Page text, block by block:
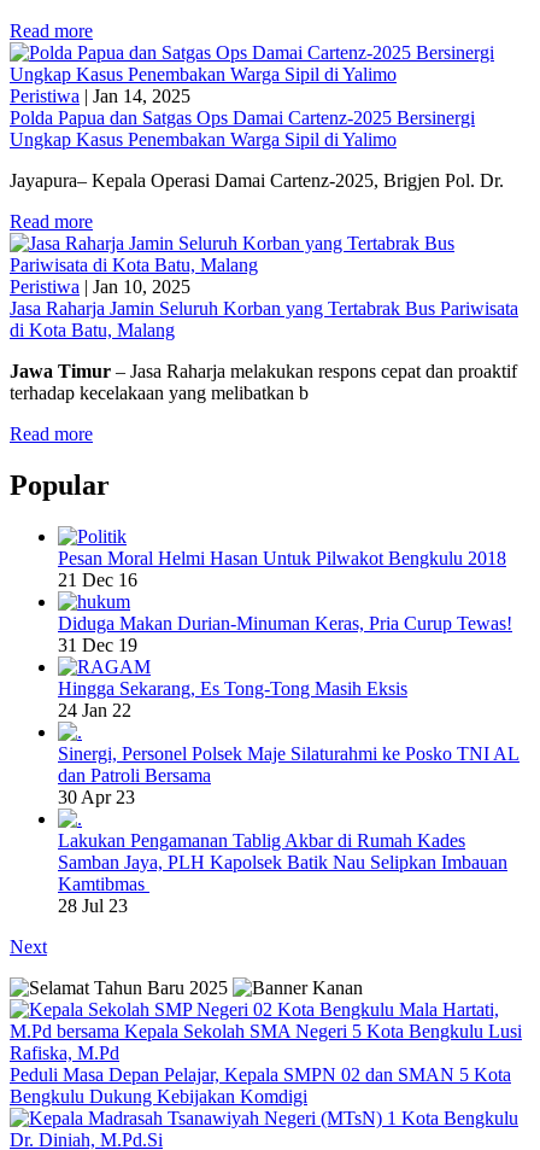
Read more
Peristiwa | Jan 14, 2025
Polda Papua dan Satgas Ops Damai Cartenz-2025 Bersinergi
Ungkap Kasus Penembakan Warga Sipil di Yalimo
Jayapura– Kepala Operasi Damai Cartenz-2025, Brigjen Pol. Dr.
Read more
Peristiwa | Jan 10, 2025
Jasa Raharja Jamin Seluruh Korban yang Tertabrak Bus Pariwisata
di Kota Batu, Malang
Jawa Timur – Jasa Raharja melakukan respons cepat dan proaktif
terhadap kecelakaan yang melibatkan b
Read more
Popular
Pesan Moral Helmi Hasan Untuk Pilwakot Bengkulu 2018
21 Dec 16
Diduga Makan Durian-Minuman Keras, Pria Curup Tewas!
31 Dec 19
Hingga Sekarang, Es Tong-Tong Masih Eksis
24 Jan 22
Sinergi, Personel Polsek Maje Silaturahmi ke Posko TNI AL
dan Patroli Bersama
30 Apr 23
Lakukan Pengamanan Tablig Akbar di Rumah Kades
Samban Jaya, PLH Kapolsek Batik Nau Selipkan Imbauan
Kamtibmas
28 Jul 23
Next
Peduli Masa Depan Pelajar, Kepala SMPN 02 dan SMAN 5 Kota
Bengkulu Dukung Kebijakan Komdigi